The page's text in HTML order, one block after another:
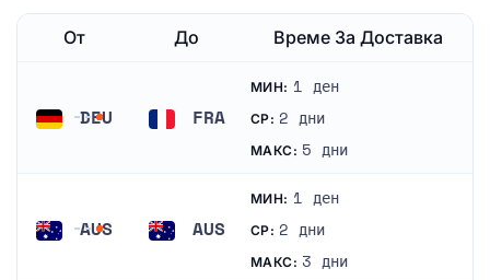
От До Време За Доставка
DEU FRA
МИН: 1 ден
СР: 2 дни
МАКС: 5 дни
AUS AUS
МИН: 1 ден
СР: 2 дни
МАКС: 3 дни